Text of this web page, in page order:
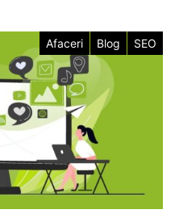
Afaceri Blog SEO